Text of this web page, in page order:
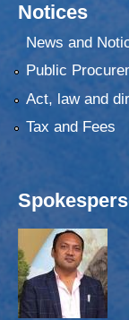
Notices
News and
Public
Act, law and
Tax and Fees